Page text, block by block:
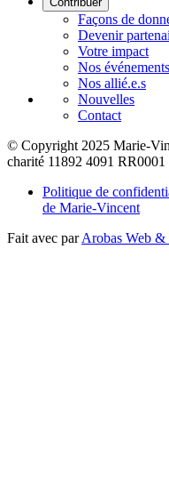
Façons de
Devenir
Votre impact
Nos
Nos allié.e.s
Nouvelles
Contact
© Copyright 2025 Marie-
charité 11892 4091 RR0001
Politique de
de Marie-Vincent
Fait avec parArobas Web &